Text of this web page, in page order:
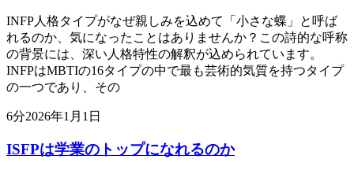
INFP人格タイプがなぜ親しみを込めて「小さな蝶」と呼ば
れるのか、気になったことはありませんか？この詩的な呼称
の背景には、深い人格特性の解釈が込められています。
INFPはMBTIの16タイプの中で最も芸術的気質を持つタイプ
の一つであり、その
6分2026年1月1日
ISFPは学業のトップになれるのか